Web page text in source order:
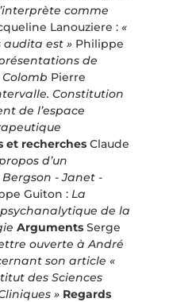
comme
Lanouziere : «
audita est » Philippe
de
Pierre
Constitution
de l’espace
et recherches Claude
d’un
- Janet -
Guiton : La
de la
Arguments Serge
ouverte à André
son article «
des Sciences
» Regards